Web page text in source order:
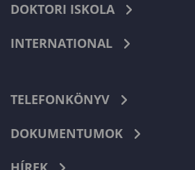
DOKTORI ISKOLA
INTERNATIONAL
TELEFONKÖNYV
DOKUMENTUMOK